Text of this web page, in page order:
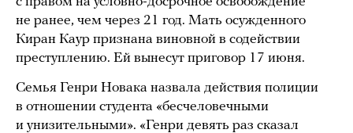
не ранее, чем через 21 год. Мать осужденного
Киран Каур признана виновной в содействии
преступлению. Ей вынесут приговор 17 июня.
Семья Генри Новака назвала действия полиции
в отношении студента «бесчеловечными
и унизительными». «Генри девять раз сказал